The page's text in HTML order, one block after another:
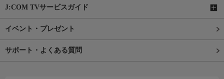
J:COM TVサービスガイド
イベント・プレゼント
サポート・よくある質問